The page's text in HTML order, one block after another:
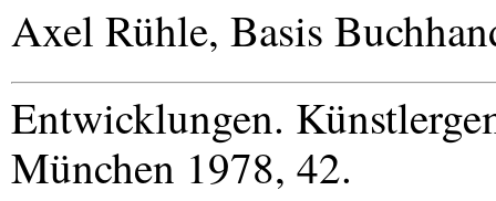
Axel Rühle, Basis
Entwicklungen.
München 1978, 42.